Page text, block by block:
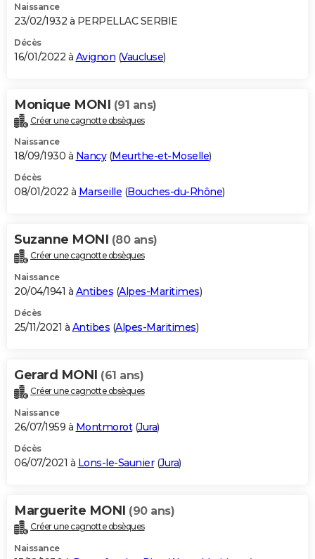
Naissance
23/02/1932 à PERPELLAC SERBIE
Décès
16/01/2022 à Avignon (Vaucluse)
Monique MONI (91 ans)
Créer une cagnotte obsèques
Naissance
18/09/1930 à Nancy(Meurthe-et-Moselle)
Décès
08/01/2022 à Marseille (Bouches-du-Rhône)
Suzanne MONI (80 ans)
Créer une cagnotte obsèques
Naissance
20/04/1941 à Antibes (Alpes-Maritimes)
Décès
25/11/2021 à Antibes (Alpes-Maritimes)
Gerard MONI (61 ans)
Créer une cagnotte obsèques
Naissance
26/07/1959 à Montmorot(Jura)
Décès
06/07/2021 à Lons-le-Saunier(Jura)
Marguerite MONI (90 ans)
Créer une cagnotte obsèques
Naissance